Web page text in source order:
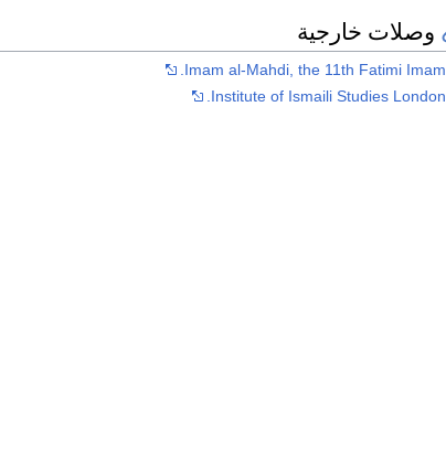
وصلات خارجية
Imam al-Mahdi, the 11th Fatimi Imam.
Institute of Ismaili Studies London.